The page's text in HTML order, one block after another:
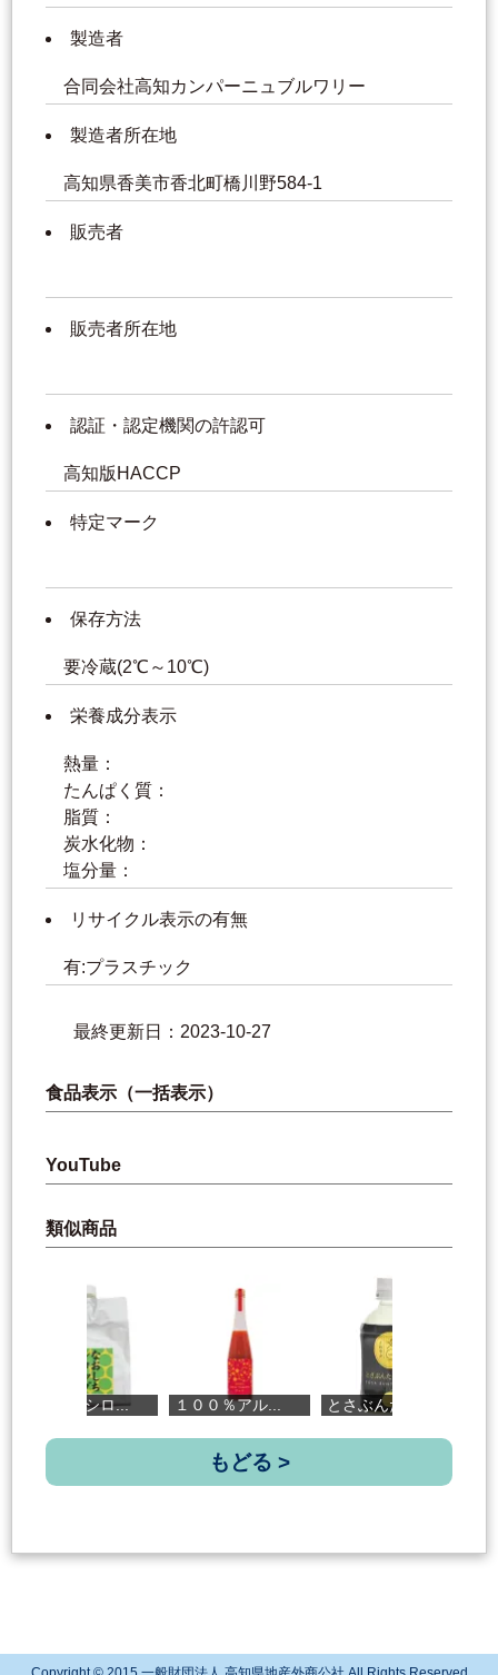
製造者
合同会社高知カンパーニュブルワリー
製造者所在地
高知県香美市香北町橋川野584-1
販売者
販売者所在地
認証・認定機関の許認可
高知版HACCP
特定マーク
保存方法
要冷蔵(2℃～10℃)
栄養成分表示
熱量：
たんぱく質：
脂質：
炭水化物：
塩分量：
リサイクル表示の有無
有:プラスチック
最終更新日：2023-10-27
食品表示（一括表示）
YouTube
類似商品
１００％アル... とさぶんた...
おしちシロ...
もどる >